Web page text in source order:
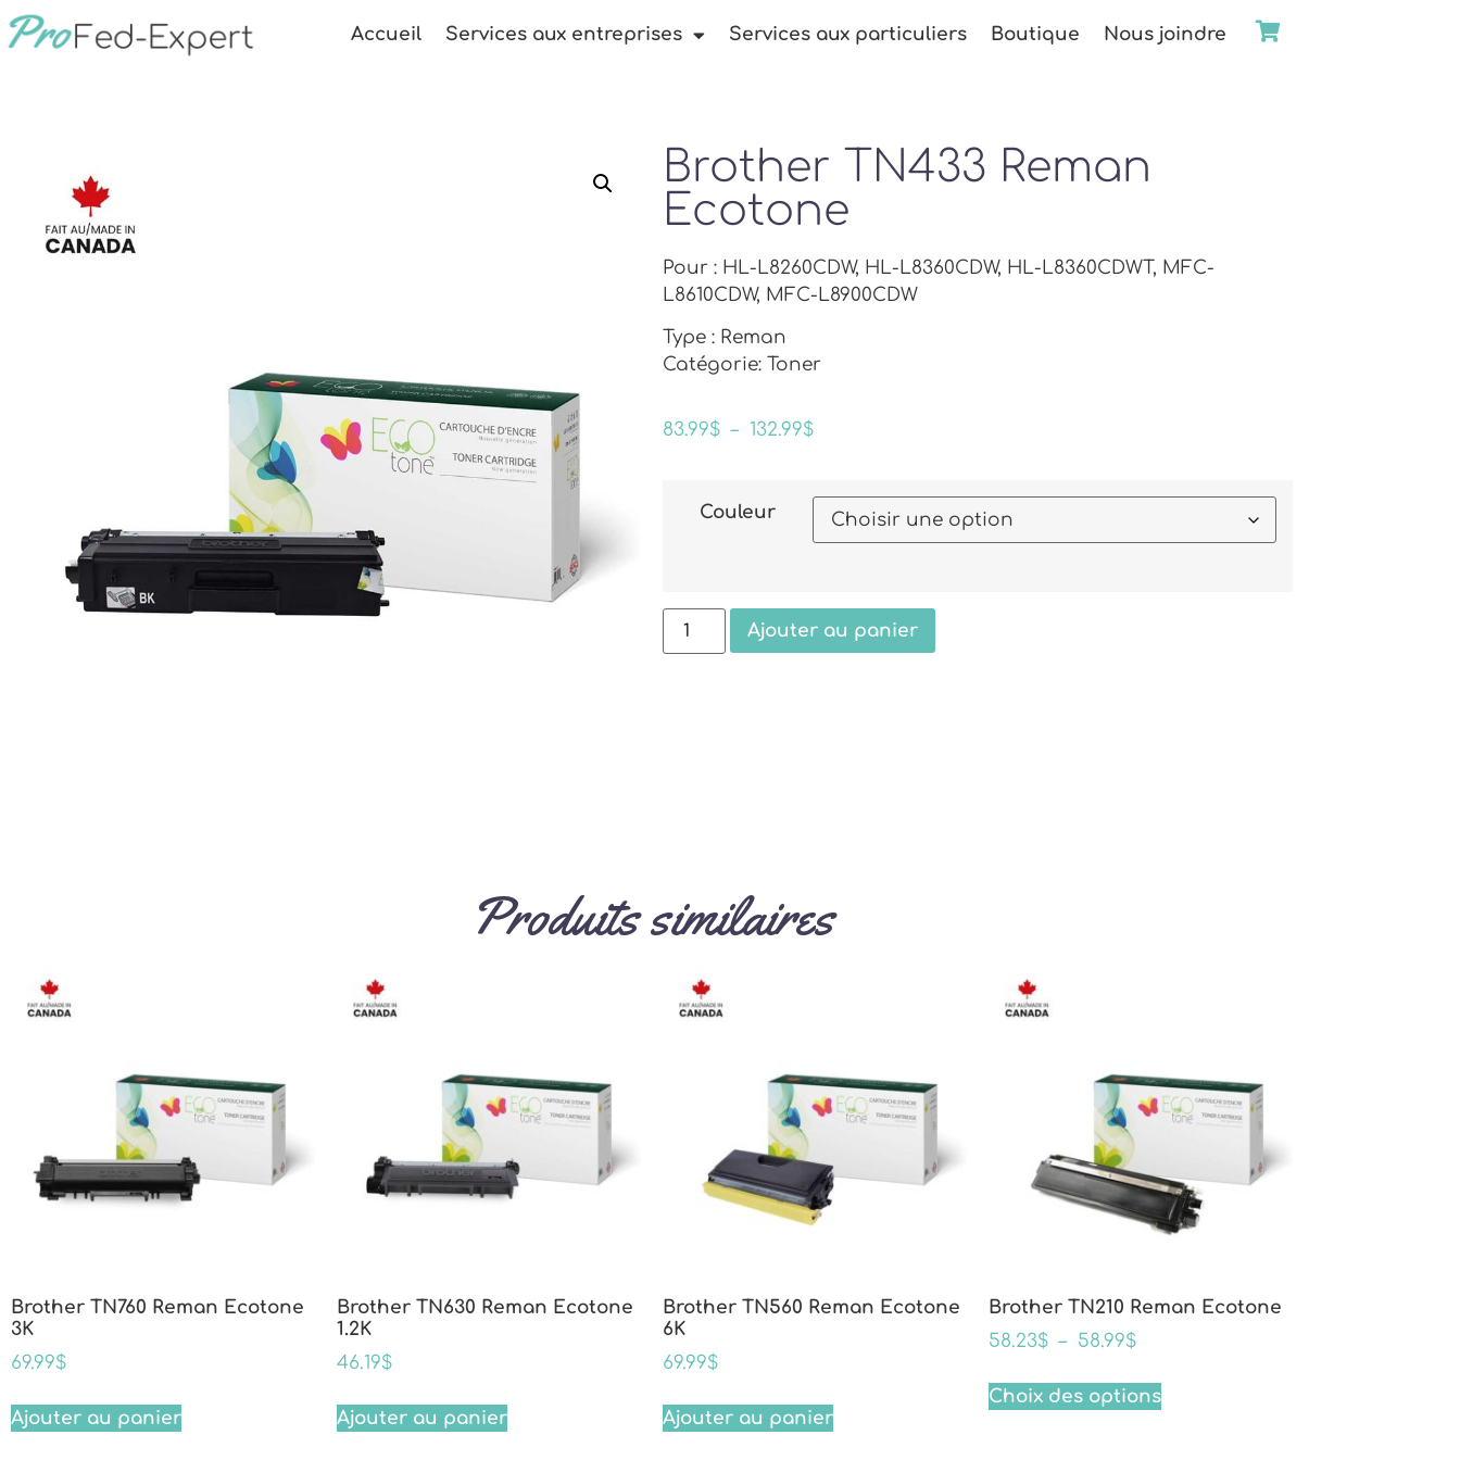
Accueil Services aux entreprises Services aux particuliers Boutique Nous joindre
Brother TN433 Reman
Ecotone
Pour : HL-L8260CDW, HL-L8360CDW, HL-L8360CDWT, MFC-
L8610CDW, MFC-L8900CDW
Type : Reman
Catégorie: Toner
83.99$ – 132.99$
Couleur
Ajouter au panier
Produits similaires
Brother TN760 Reman Ecotone
3K
69.99$
Ajouter au panier
Brother TN630 Reman Ecotone
1.2K
46.19$
Ajouter au panier
Brother TN560 Reman Ecotone
6K
69.99$
Ajouter au panier
Brother TN210 Reman Ecotone
58.23$ – 58.99$
Choix des options